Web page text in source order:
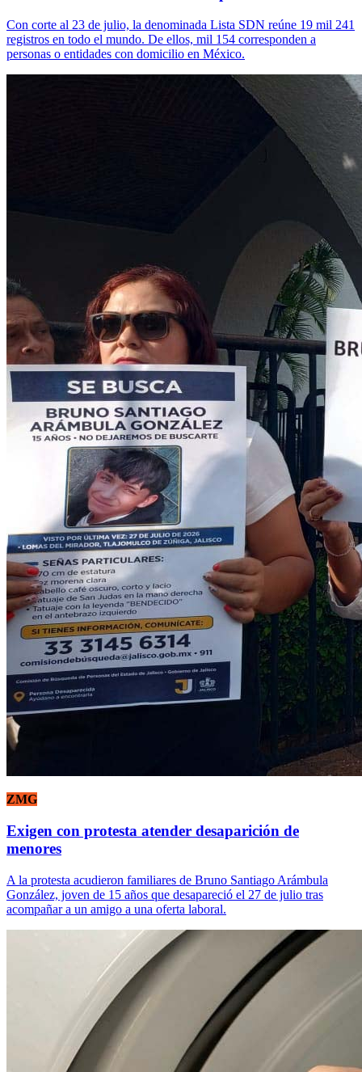
Con corte al 23 de julio, la denominada Lista SDN reúne 19 mil 241
registros en todo el mundo. De ellos, mil 154 corresponden a
personas o entidades con domicilio en México.
ZMG
Exigen con protesta atender desaparición de
menores
A la protesta acudieron familiares de Bruno Santiago Arámbula
González, joven de 15 años que desapareció el 27 de julio tras
acompañar a un amigo a una oferta laboral.